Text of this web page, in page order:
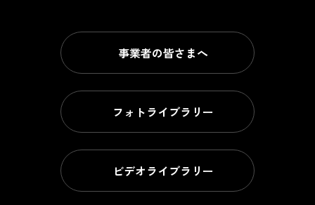
事業者の皆さまへ
フォトライブラリー
ビデオライブラリー